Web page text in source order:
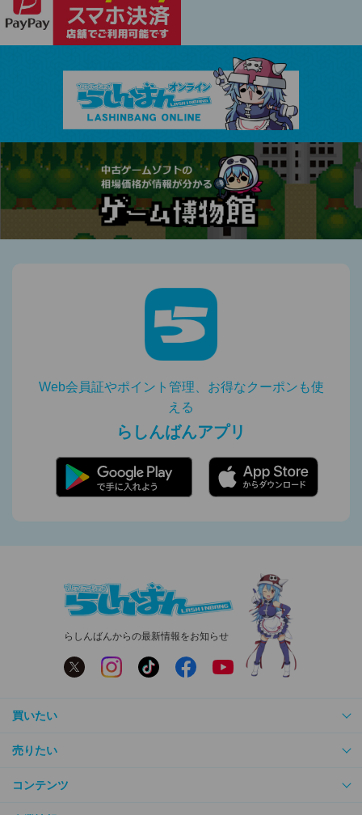
Web会員証やポイント管理、お得なクーポンも使
える
らしんばんアプリ
らしんばんからの最新情報をお知らせ
買いたい
売りたい
コンテンツ